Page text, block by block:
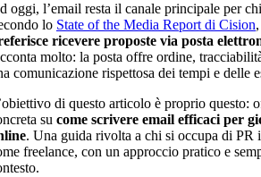
oggi, l’email resta il canale principale per
lo State of the Media Report di Cision,
ricevere proposte via posta
molto: la posta offre ordine,
comunicazione rispettosa dei tempi e delle
di questo articolo è proprio questo:
su come scrivere email efficaci per
. Una guida rivolta a chi si occupa di PR
freelance, con un approccio pratico e